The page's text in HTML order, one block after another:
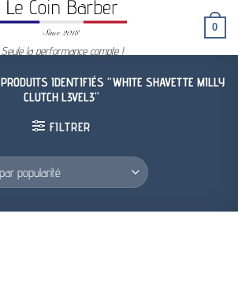
Seule la performance compte !
0
PRODUITS IDENTIFIÉS “WHITE SHAVETTE MILLY
CLUTCH L3VEL3”
FILTRER